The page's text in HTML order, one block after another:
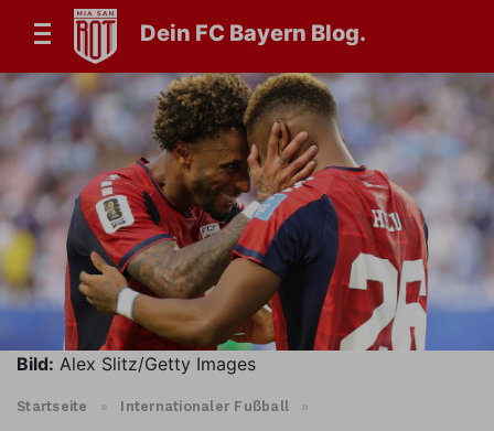
Dein FC Bayern Blog.
Bild: Alex Slitz/Getty Images
Startseite » Internationaler Fußball »